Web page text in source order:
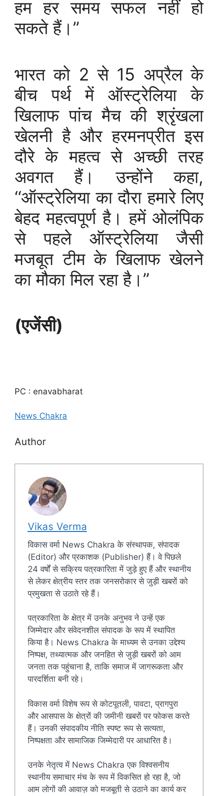
हम हर समय सफल नहीं हो
सकते हैं।”
भारत को 2 से 15 अप्रैल के
बीच पर्थ में ऑस्ट्रेलिया के
खिलाफ पांच मैच की श्रृंखला
खेलनी है और हरमनप्रीत इस
दौरे के महत्व से अच्छी तरह
अवगत हैं। उन्होंने कहा,
‘‘ऑस्ट्रेलिया का दौरा हमारे लिए
बेहद महत्वपूर्ण है। हमें ओलंपिक
से पहले ऑस्ट्रेलिया जैसी
मजबूत टीम के खिलाफ खेलने
का मौका मिल रहा है।”
(एजेंसी)
PC : enavabharat
News Chakra
Author
Vikas Verma
विकास वर्मा News Chakra के संस्थापक, संपादक
(Editor) और प्रकाशक (Publisher) हैं। वे पिछले
24 वर्षों से सक्रिय पत्रकारिता में जुड़े हुए हैं और स्थानीय
से लेकर क्षेत्रीय स्तर तक जनसरोकार से जुड़ी खबरों को
प्रमुखता से उठाते रहे हैं।
पत्रकारिता के क्षेत्र में उनके अनुभव ने उन्हें एक
जिम्मेदार और संवेदनशील संपादक के रूप में स्थापित
किया है। News Chakra के माध्यम से उनका उद्देश्य
निष्पक्ष, तथ्यात्मक और जनहित से जुड़ी खबरों को आम
जनता तक पहुंचाना है, ताकि समाज में जागरूकता और
पारदर्शिता बनी रहे।
विकास वर्मा विशेष रूप से कोटपूतली, पावटा, प्रागपुरा
और आसपास के क्षेत्रों की जमीनी खबरों पर फोकस करते
हैं। उनकी संपादकीय नीति स्पष्ट रूप से सत्यता,
निष्पक्षता और सामाजिक जिम्मेदारी पर आधारित है।
उनके नेतृत्व में News Chakra एक विश्वसनीय
स्थानीय समाचार मंच के रूप में विकसित हो रहा है, जो
आम लोगों की आवाज़ को मजबूती से उठाने का कार्य कर